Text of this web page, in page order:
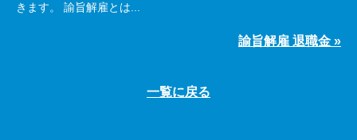
きます。 諭旨解雇とは...
諭旨解雇 退職金 »
一覧に戻る